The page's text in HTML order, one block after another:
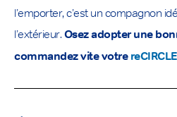
l’emporter, c’est un compagnon
l’extérieur.Osez adopter une
commandez vite votrereCIRCLE